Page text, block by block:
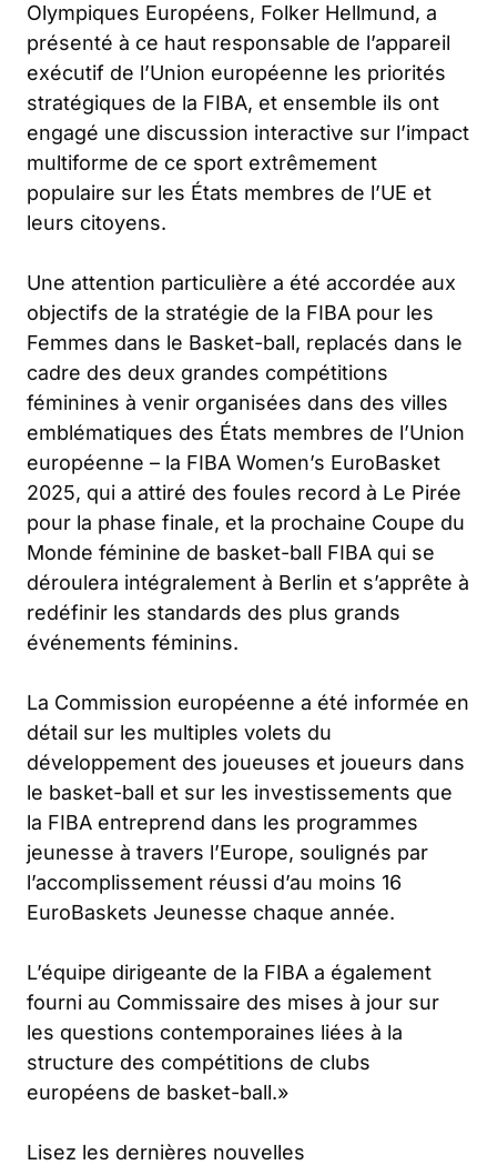
Olympiques Européens, Folker Hellmund, a
présenté à ce haut responsable de l’appareil
exécutif de l’Union européenne les priorités
stratégiques de la FIBA, et ensemble ils ont
engagé une discussion interactive sur l’impact
multiforme de ce sport extrêmement
populaire sur les États membres de l’UE et
leurs citoyens.
Une attention particulière a été accordée aux
objectifs de la stratégie de la FIBA pour les
Femmes dans le Basket-ball, replacés dans le
cadre des deux grandes compétitions
féminines à venir organisées dans des villes
emblématiques des États membres de l’Union
européenne – la FIBA Women’s EuroBasket
2025, qui a attiré des foules record à Le Pirée
pour la phase finale, et la prochaine Coupe du
Monde féminine de basket-ball FIBA qui se
déroulera intégralement à Berlin et s’apprête à
redéfinir les standards des plus grands
événements féminins.
La Commission européenne a été informée en
détail sur les multiples volets du
développement des joueuses et joueurs dans
le basket-ball et sur les investissements que
la FIBA entreprend dans les programmes
jeunesse à travers l’Europe, soulignés par
l’accomplissement réussi d’au moins 16
EuroBaskets Jeunesse chaque année.
L’équipe dirigeante de la FIBA a également
fourni au Commissaire des mises à jour sur
les questions contemporaines liées à la
structure des compétitions de clubs
européens de basket-ball.»
Lisez les dernières nouvelles